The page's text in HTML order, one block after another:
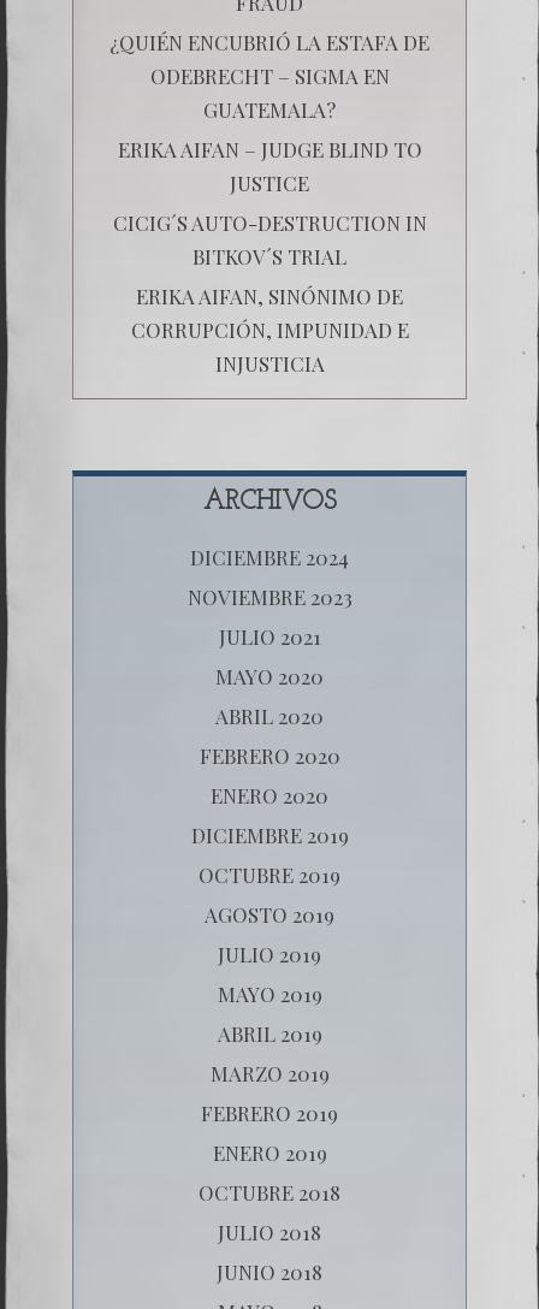
¿QUIÉN ENCUBRIÓ LA ESTAFA DE
ODEBRECHT – SIGMA EN
GUATEMALA?
ERIKA AIFAN – JUDGE BLIND TO
JUSTICE
CICIG´S AUTO-DESTRUCTION IN
BITKOV´S TRIAL
ERIKA AIFAN, SINÓNIMO DE
CORRUPCIÓN, IMPUNIDAD E
INJUSTICIA
ARCHIVOS
DICIEMBRE 2024
NOVIEMBRE 2023
JULIO 2021
MAYO 2020
ABRIL 2020
FEBRERO 2020
ENERO 2020
DICIEMBRE 2019
OCTUBRE 2019
AGOSTO 2019
JULIO 2019
MAYO 2019
ABRIL 2019
MARZO 2019
FEBRERO 2019
ENERO 2019
OCTUBRE 2018
JULIO 2018
JUNIO 2018